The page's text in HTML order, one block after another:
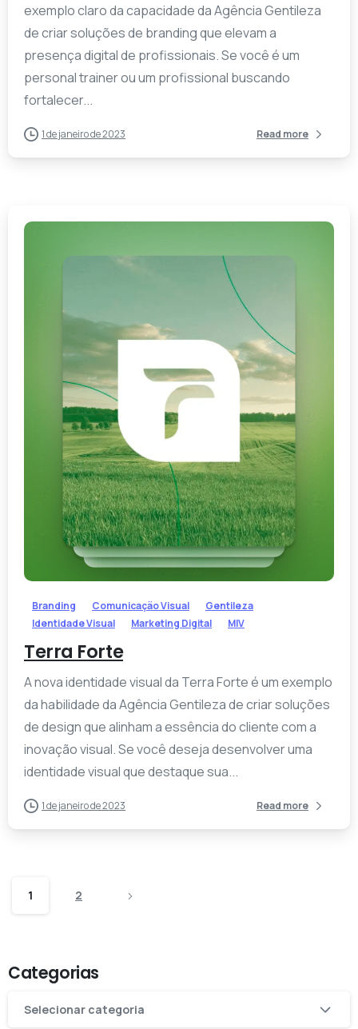
exemplo claro da capacidade da Agência Gentileza
de criar soluções de branding que elevam a
presença digital de profissionais. Se você é um
personal trainer ou um profissional buscando
fortalecer...
1 de janeiro de 2023 Read more
Branding Comunicação Visual
Gentileza
Identidade Visual
Marketing Digital MIV
Terra Forte
A nova identidade visual da Terra Forte é um exemplo
da habilidade da Agência Gentileza de criar soluções
de design que alinham a essência do cliente com a
inovação visual. Se você deseja desenvolver uma
identidade visual que destaque sua...
1 de janeiro de 2023 Read more
1 2
Categorias
Categorias
Selecionar categoria